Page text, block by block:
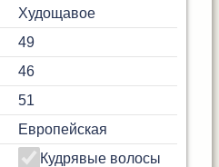
Худощавое
49
46
51
Европейская
Кудрявые волосы